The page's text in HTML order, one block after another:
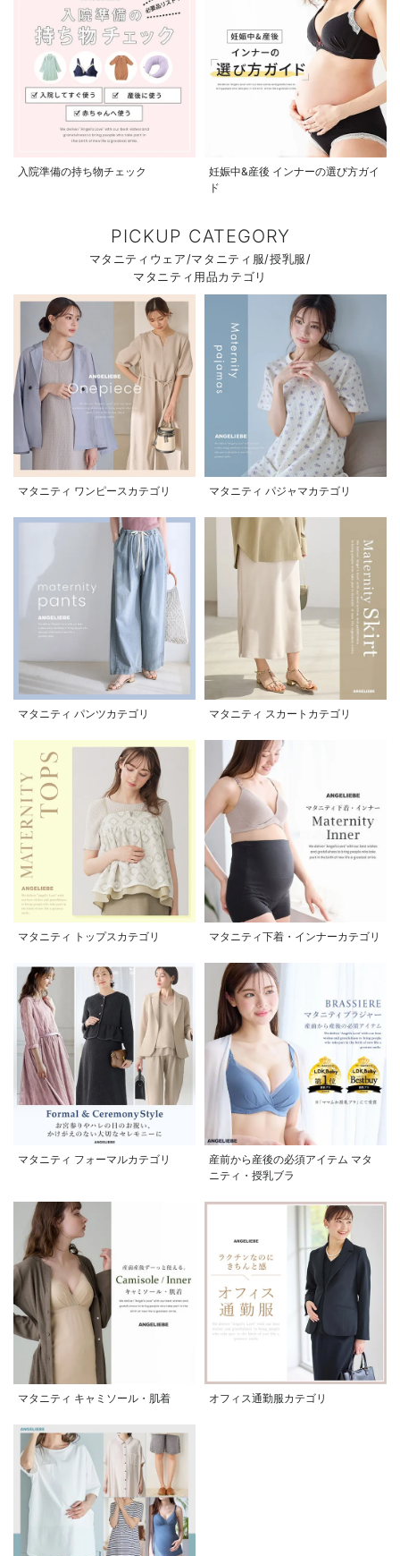
入院準備の持ち物チェック
妊娠中&産後 インナーの選び方ガイ
ド
PICKUP CATEGORY
マタニティウェア/マタニティ服/授乳服/
マタニティ用品カテゴリ
マタニティ ワンピースカテゴリ マタニティ パジャマカテゴリ
マタニティ パンツカテゴリ マタニティ スカートカテゴリ
マタニティ トップスカテゴリ マタニティ下着・インナーカテゴリ
マタニティ フォーマルカテゴリ
産前から産後の必須アイテム マタ
ニティ・授乳ブラ
マタニティ キャミソール・肌着 オフィス通勤服カテゴリ